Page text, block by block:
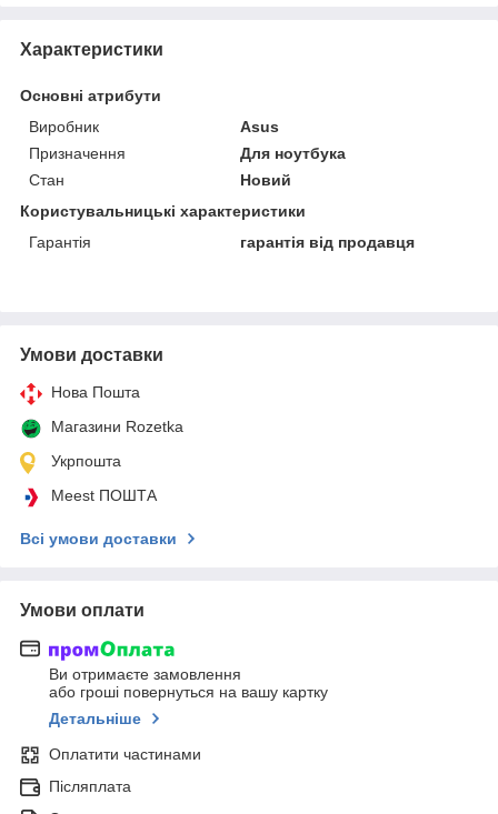
Характеристики
Основні атрибути
Виробник
Asus
Призначення
Для ноутбука
Стан
Новий
Користувальницькі характеристики
Гарантія
гарантія від продавця
Умови доставки
Нова Пошта
Магазини Rozetka
Укрпошта
Meest ПОШТА
Всі умови доставки
Умови оплати
Ви отримаєте замовлення
або гроші повернуться на вашу картку
Детальніше
Оплатити частинами
Післяплата